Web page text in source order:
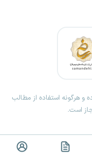
و هرگونه استفاده از مطالب
است.